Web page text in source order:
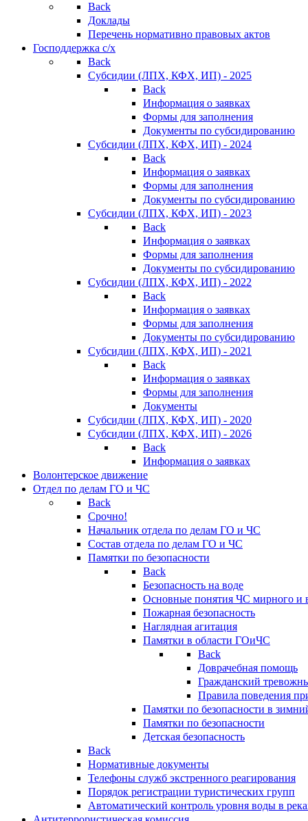
Back
Доклады
Перечень нормативно правовых актов
Господдержка с/х
Back
Субсидии (ЛПХ, КФХ, ИП) - 2025
Back
Информация о заявках
Формы для заполнения
Документы по субсидированию
Субсидии (ЛПХ, КФХ, ИП) - 2024
Back
Информация о заявках
Формы для заполнения
Документы по субсидированию
Субсидии (ЛПХ, КФХ, ИП) - 2023
Back
Информация о заявках
Формы для заполнения
Документы по субсидированию
Субсидии (ЛПХ, КФХ, ИП) - 2022
Back
Информация о заявках
Формы для заполнения
Документы по субсидированию
Субсидии (ЛПХ, КФХ, ИП) - 2021
Back
Информация о заявках
Формы для заполнения
Документы
Субсидии (ЛПХ, КФХ, ИП) - 2020
Субсидии (ЛПХ, КФХ, ИП) - 2026
Back
Информация о заявках
Волонтерское движение
Отдел по делам ГО и ЧС
Back
Срочно!
Начальник отдела по делам ГО и ЧС
Состав отдела по делам ГО и ЧС
Памятки по безопасности
Back
Безопасность на воде
Основные понятия ЧС мирного и
Пожарная безопасность
Наглядная агитация
Памятки в области ГОиЧС
Back
Доврачебная помощь
Гражданский
Правила поведения
Памятки по безопасности в
Памятки по безопасности
Детская безопасность
Back
Нормативные документы
Телефоны служб экстренного реагирования
Порядок регистрации туристических групп
Автоматический контроль уровня воды в